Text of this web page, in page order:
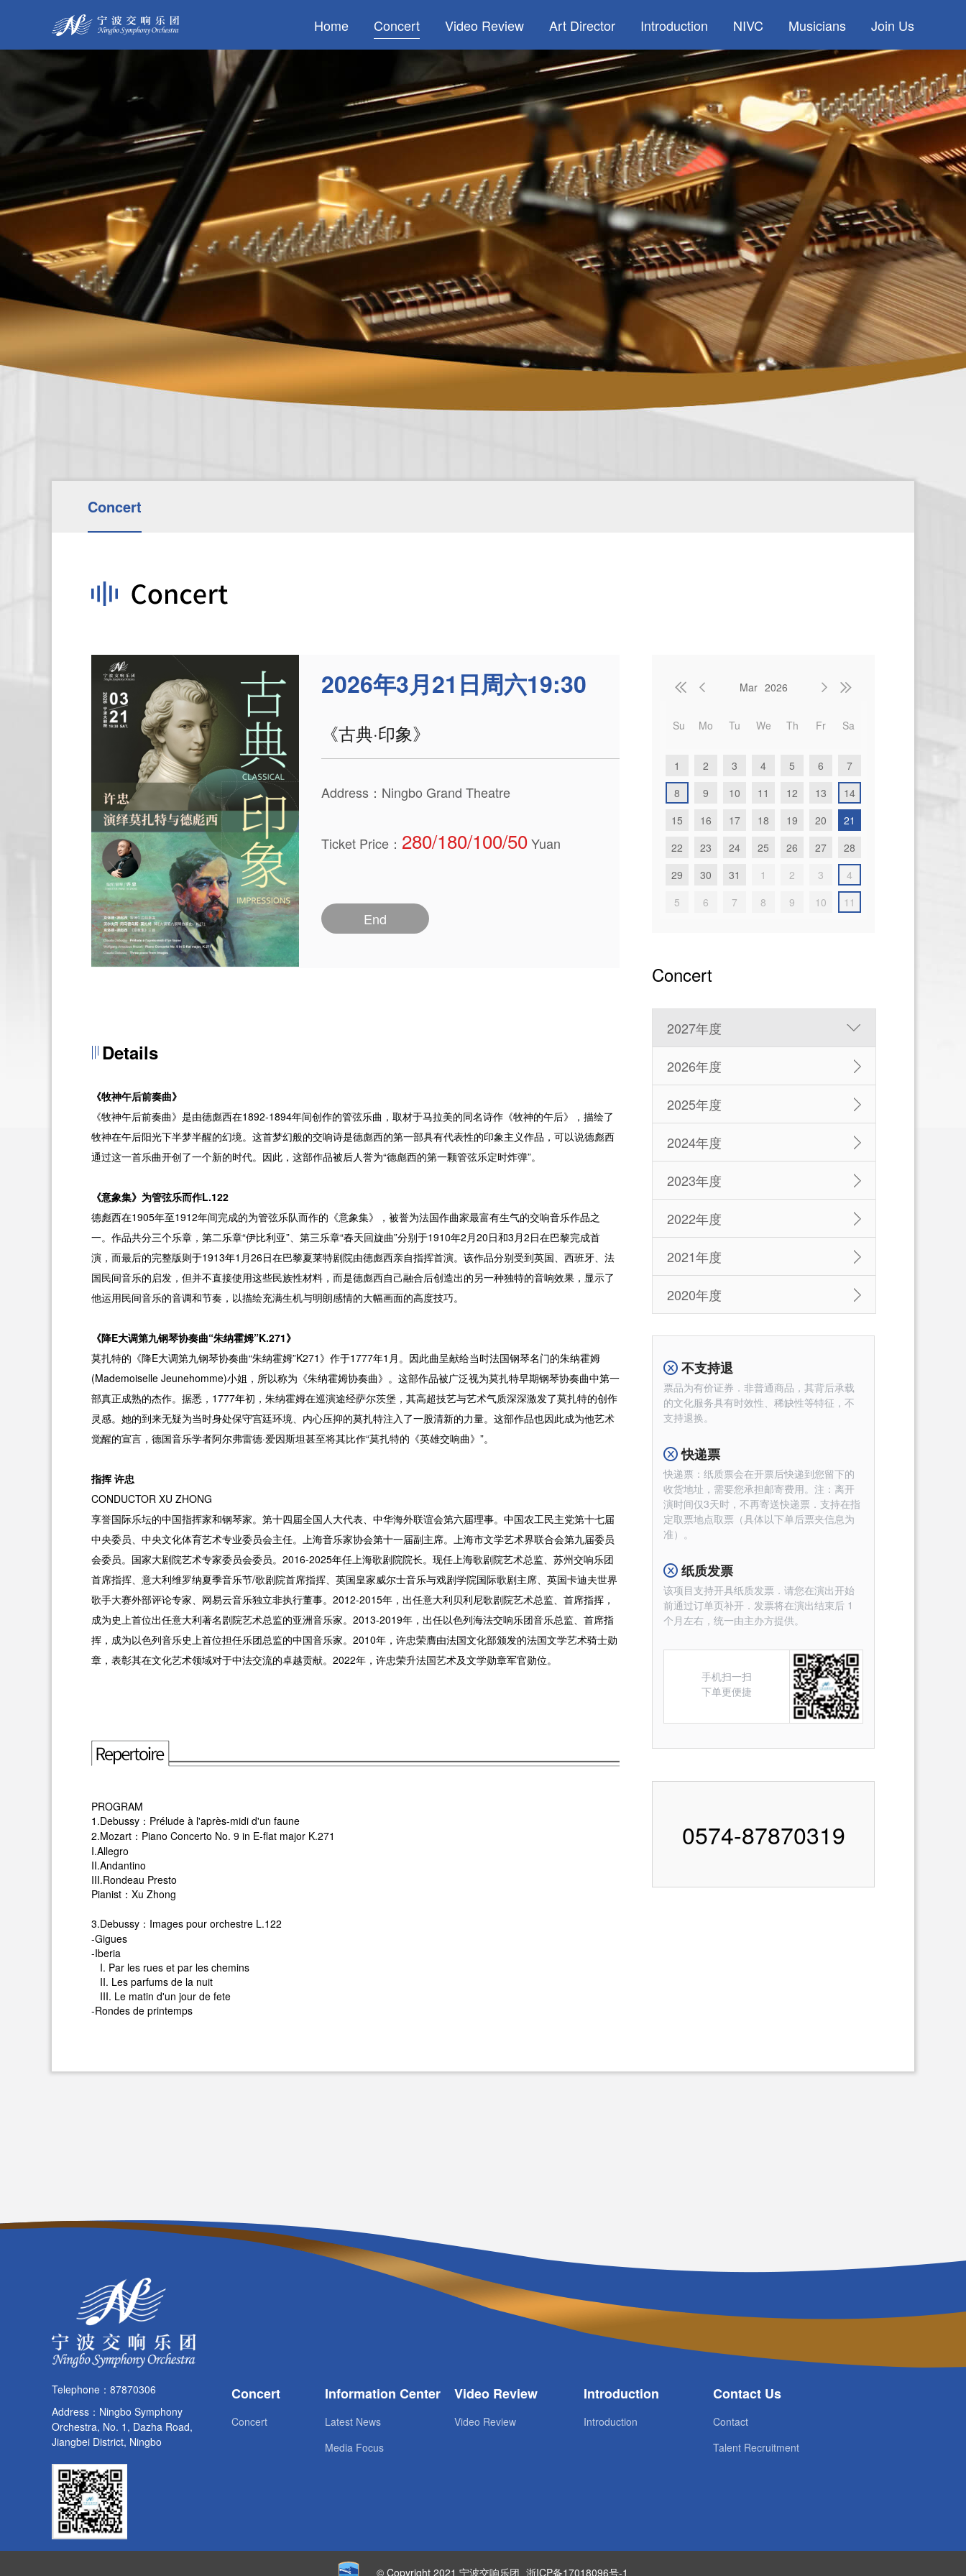
Home Concert Video Review Art Director Introduction NIVC Musicians Join Us
Concert
2026年3月21日周六19:30
《古典·印象》
Address：Ningbo Grand Theatre
Ticket Price： 280/180/100/50Yuan
End
Details
《牧神午后前奏曲》
《牧神午后前奏曲》是由德彪西在1892-1894年间创作的管弦乐曲，取材于马拉美的同名诗作《牧神的午后》，描绘了
牧神在午后阳光下半梦半醒的幻境。这首梦幻般的交响诗是德彪西的第一部具有代表性的印象主义作品，可以说德彪西
通过这一首乐曲开创了一个新的时代。因此，这部作品被后人誉为“德彪西的第一颗管弦乐定时炸弹”。
《意象集》 为管弦乐而作L.122
德彪西在1905年至1912年间完成的为管弦乐队而作的《意象集》，被誉为法国作曲家最富有生气的交响音乐作品之
一。作品共分三个乐章，第二乐章“伊比利亚”、第三乐章“春天回旋曲”分别于1910年2月20日和3月2日在巴黎完成首
演，而最后的完整版则于1913年1月26日在巴黎夏莱特剧院由德彪西亲自指挥首演。该作品分别受到英国、西班牙、法
国民间音乐的启发，但并不直接使用这些民族性材料，而是德彪西自己融合后创造出的另一种独特的音响效果，显示了
他运用民间音乐的音调和节奏，以描绘充满生机与明朗感情的大幅画面的高度技巧。
《降E大调第九钢琴协奏曲“朱纳霍姆”K.271》
莫扎特的《降E大调第九钢琴协奏曲“朱纳霍姆”K271》作于1777年1月。因此曲呈献给当时法国钢琴名门的朱纳霍姆
(Mademoiselle Jeunehomme)小姐，所以称为《朱纳霍姆协奏曲》。这部作品被广泛视为莫扎特早期钢琴协奏曲中第一
部真正成熟的杰作。据悉，1777年初，朱纳霍姆在巡演途经萨尔茨堡，其高超技艺与艺术气质深深激发了莫扎特的创作
灵感。她的到来无疑为当时身处保守宫廷环境、内心压抑的莫扎特注入了一股清新的力量。这部作品也因此成为他艺术
觉醒的宣言，德国音乐学者阿尔弗雷德·爱因斯坦甚至将其比作“莫扎特的《英雄交响曲》”。
指挥 许忠
CONDUCTOR XU ZHONG
享誉国际乐坛的中国指挥家和钢琴家。第十四届全国人大代表、中华海外联谊会第六届理事。中国农工民主党第十七届
中央委员、中央文化体育艺术专业委员会主任。上海音乐家协会第十一届副主席。上海市文学艺术界联合会第九届委员
会委员。国家大剧院艺术专家委员会委员。2016-2025年任上海歌剧院院长。现任上海歌剧院艺术总监、苏州交响乐团
首席指挥、意大利维罗纳夏季音乐节/歌剧院首席指挥、英国皇家威尔士音乐与戏剧学院国际歌剧主席、英国卡迪夫世界
歌手大赛外部评论专家、网易云音乐独立非执行董事。2012-2015年，出任意大利贝利尼歌剧院艺术总监、首席指挥，
成为史上首位出任意大利著名剧院艺术总监的亚洲音乐家。2013-2019年，出任以色列海法交响乐团音乐总监、首席指
挥，成为以色列音乐史上首位担任乐团总监的中国音乐家。2010年，许忠荣膺由法国文化部颁发的法国文学艺术骑士勋
章，表彰其在文化艺术领域对于中法交流的卓越贡献。2022年，许忠荣升法国艺术及文学勋章军官勋位。
PROGRAM
1.Debussy：Prélude à l'après-midi d'un faune
2.Mozart：Piano Concerto No. 9 in E-flat major K.271
I.Allegro
II.Andantino
III.Rondeau Presto
Pianist：Xu Zhong
3.Debussy：Images pour orchestre L.122
-Gigues
-Iberia
I. Par les rues et par les chemins
II. Les parfums de la nuit
III. Le matin d'un jour de fete
-Rondes de printemps
  Mar 2026  
Su Mo Tu We Th Fr Sa
1 2 3 4 5 6
7
8
9 10 11 12 13
14
15
16 17 18 19 20
21
22
23 24 25 26 27
28
29
30 31 1 2 3
4
5
6 7 8 9 10 11
Concert
2027年度
2026年度
2025年度
2024年度
2023年度
2022年度
2021年度
2020年度
不支持退
票品为有价证券．非普通商品，其背后承载
的文化服务具有时效性、稀缺性等特征，不
支持退换。
快递票
快递票：纸质票会在开票后快递到您留下的
收货地址，需要您承担邮寄费用。注：离开
演时间仅3天时，不再寄送快递票．支持在指
定取票地点取票（具体以下单后票夹信息为
准）。
纸质发票
该项目支持开具纸质发票．请您在演出开始
前通过订单页补开．发票将在演出结束后 1
个月左右，统一由主办方提供。
手机扫一扫
下单更便捷
0574-87870319
Telephone：87870306
Address：Ningbo Symphony
Orchestra, No. 1, Dazha Road,
Jiangbei District, Ningbo
Concert
Concert
Information Center
Latest News
Media Focus
Video Review
Video Review
Introduction
Introduction
Contact Us
Contact
Talent Recruitment
© Copyright 2021 宁波交响乐团 浙ICP备17018096号-1